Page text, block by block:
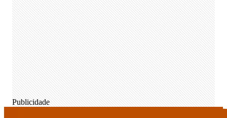
Publicidade